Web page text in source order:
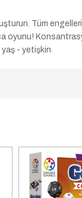
Tüm
yaş - yetişkin